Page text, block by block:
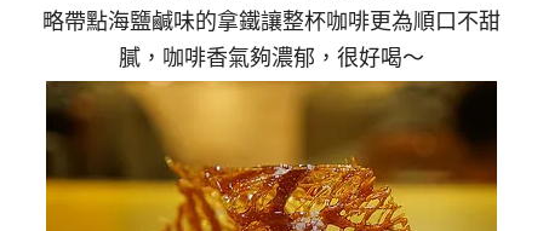
略帶點海鹽鹹味的拿鐵讓整杯咖啡更為順口不甜
膩，咖啡香氣夠濃郁，很好喝～